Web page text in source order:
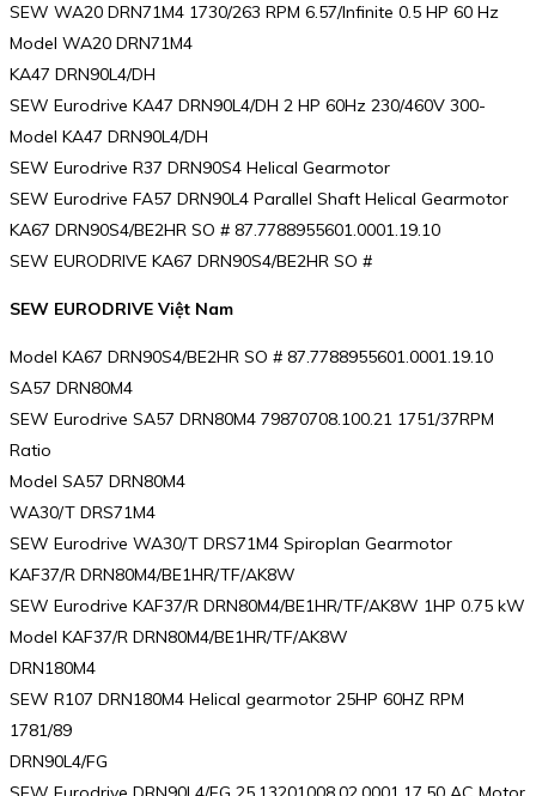
SEW WA20 DRN71M4 1730/263 RPM 6.57/Infinite 0.5 HP 60 Hz
Model WA20 DRN71M4
KA47 DRN90L4/DH
SEW Eurodrive KA47 DRN90L4/DH 2 HP 60Hz 230/460V 300-
Model KA47 DRN90L4/DH
SEW Eurodrive R37 DRN90S4 Helical Gearmotor
SEW Eurodrive FA57 DRN90L4 Parallel Shaft Helical Gearmotor
KA67 DRN90S4/BE2HR SO # 87.7788955601.0001.19.10
SEW EURODRIVE KA67 DRN90S4/BE2HR SO #
SEW EURODRIVE Việt Nam
Model KA67 DRN90S4/BE2HR SO # 87.7788955601.0001.19.10
SA57 DRN80M4
SEW Eurodrive SA57 DRN80M4 79870708.100.21 1751/37RPM
Ratio
Model SA57 DRN80M4
WA30/T DRS71M4
SEW Eurodrive WA30/T DRS71M4 Spiroplan Gearmotor
KAF37/R DRN80M4/BE1HR/TF/AK8W
SEW Eurodrive KAF37/R DRN80M4/BE1HR/TF/AK8W 1HP 0.75 kW
Model KAF37/R DRN80M4/BE1HR/TF/AK8W
DRN180M4
SEW R107 DRN180M4 Helical gearmotor 25HP 60HZ RPM
1781/89
DRN90L4/FG